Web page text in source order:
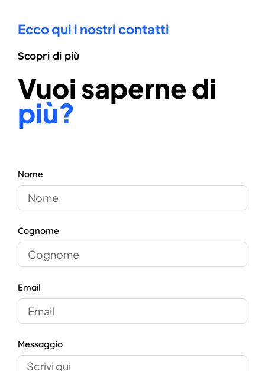
Ecco qui i nostri contatti
Scopri di più
Vuoi saperne di
più?
Nome
Cognome
Email
Messaggio